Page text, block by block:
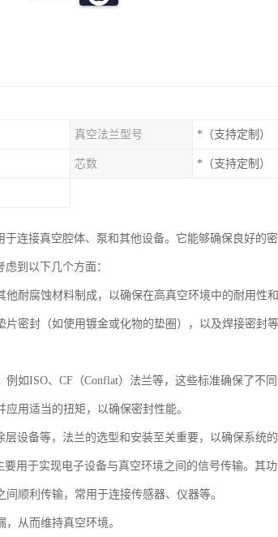
真空法兰型号 *（支持定制）
芯数 *（支持定制）
连接真空腔体、泵和其他设备。它能够确保良好的密
到以下几个方面：
耐腐蚀材料制成，以确保在高真空环境中的耐用性和
密封（如使用镀金或化物的垫圈），以及焊接密封
如ISO、CF（Conflat）法兰等，这些标准确保了不同
用适当的扭矩，以确保密封性能。
设备等，法兰的选型和安装至关重要，以确保系统的
用于实现电子设备与真空环境之间的信号传输。其功
顺利传输，常用于连接传感器、仪器等。
从而维持真空环境。